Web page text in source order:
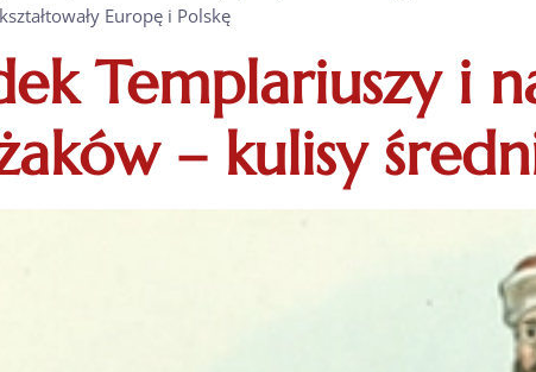
Europę i Polskę
Templariuszy i
– kulisy